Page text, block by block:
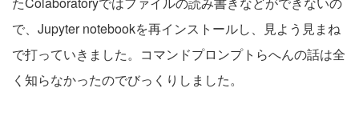
で、Jupyter notebookを再インストールし、見よう見まね
で打っていきました。コマンドプロンプトらへんの話は全
く知らなかったのでびっくりしました。